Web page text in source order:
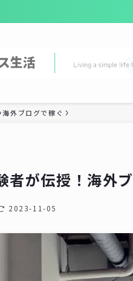
海外ブログで稼ぐ
者が伝授！海外
2023-11-05